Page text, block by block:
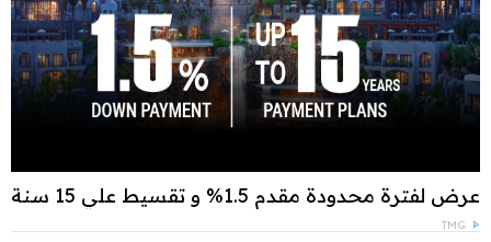
عرض لفترة محدودة مقدم 1.5% و تقسيط علي 15 سنة
TMG